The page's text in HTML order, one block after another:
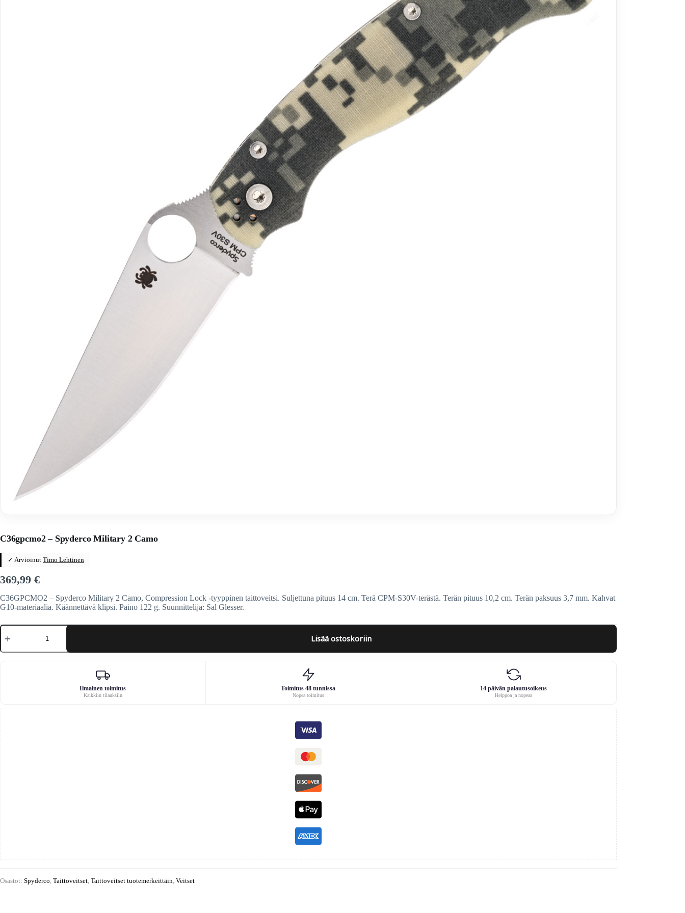
C36gpcmo2 – Spyderco Military 2 Camo
✓ Arvioinut Timo Lehtinen
369,99 €
C36GPCMO2 – Spyderco Military 2 Camo, Compression Lock -tyyppinen taittoveitsi. Suljettuna pituus 14 cm. Terä CPM-S30V-terästä. Terän pituus 10,2 cm. Terän paksuus 3,7 mm. Kahvat
G10-materiaalia. Käännettävä klipsi. Paino 122 g. Suunnittelija: Sal Glesser.
C36gpcmo2
Military
Lisää ostoskoriin
Ilmainen toimitus
Kaikkiin tilauksiin
Toimitus 48 tunnissa
Nopea toimitus
14 päivän palautusoikeus
Helppoa ja nopeaa
Osastot: Spyderco Taittoveitset Taittoveitset tuotemerkeittäin Veitset